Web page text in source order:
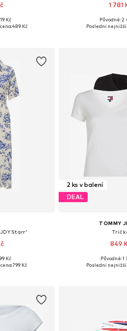
38-42, 42-46
Kč
489 Kč
1 781
Dostupné
Původně: 2
Poslední nejnižší
+2
36, 38, 40, 42
Kč
799 Kč
2 ks v balení
DEAL
TOMMY
849
Dostupné velikosti:
Původně: 1
Poslední nejnižší